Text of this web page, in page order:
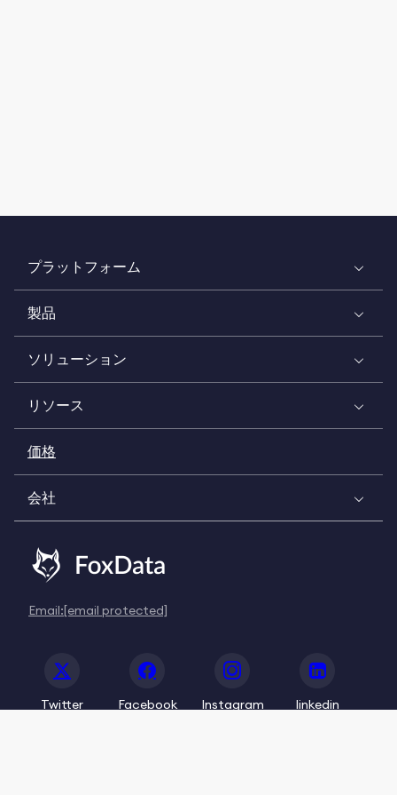
プラットフォーム
製品
ソリューション
リソース
価格
会社
Email:[email protected]
Twitter Facebook Instagram linkedin